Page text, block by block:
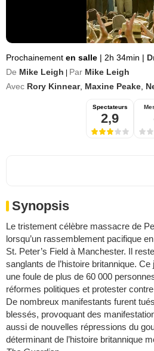
Prochainement en salle | 2h 34min |
De Mike Leigh Par Mike Leigh
Avec Rory Kinnear, Maxine Peake
Spectateurs
2,9
Synopsis
Le tristement célèbre massacre de
lorsqu’un rassemblement pacifique
St. Peter’s Field à Manchester. Il
sanglants de l’histoire britannique.
une foule de plus de 60 000
réformes politiques et protester
De nombreux manifestants furent
blessés, provoquant des
aussi de nouvelles répressions du
déterminant de l’histoire britannique